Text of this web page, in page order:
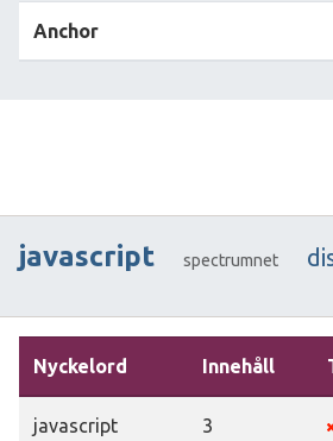
Anchor
javascript spectrumnet
Nyckelord Innehåll
javascript 3